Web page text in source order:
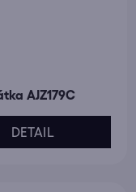
AJZ179C
DETAIL